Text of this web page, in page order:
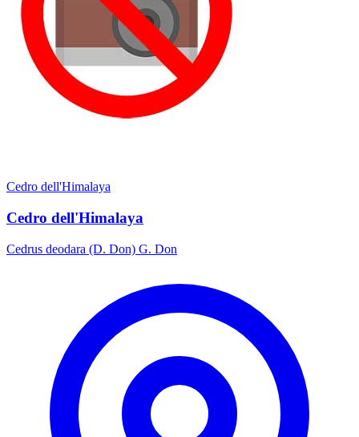
Cedro dell'Himalaya
Cedro dell'Himalaya
Cedrus deodara (D. Don) G. Don